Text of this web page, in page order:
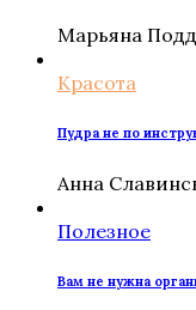
Марьяна
Красота
Пудра не по
Анна
Полезное
Вам не нужна